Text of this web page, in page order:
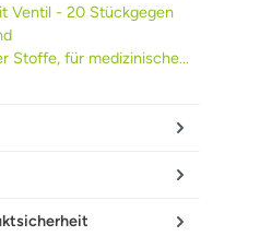
Ventil - 20 Stückgegen
Stoffe, für medizinische…